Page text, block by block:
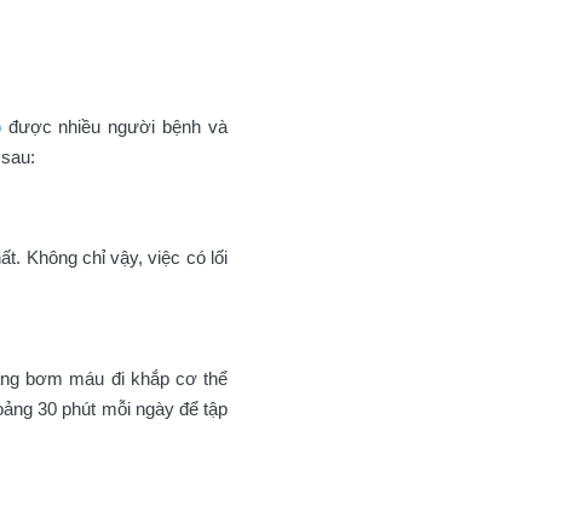
được nhiều người bệnh và
Không chỉ vậy, việc có lối
bơm máu đi khắp cơ thể
30 phút mỗi ngày để tập